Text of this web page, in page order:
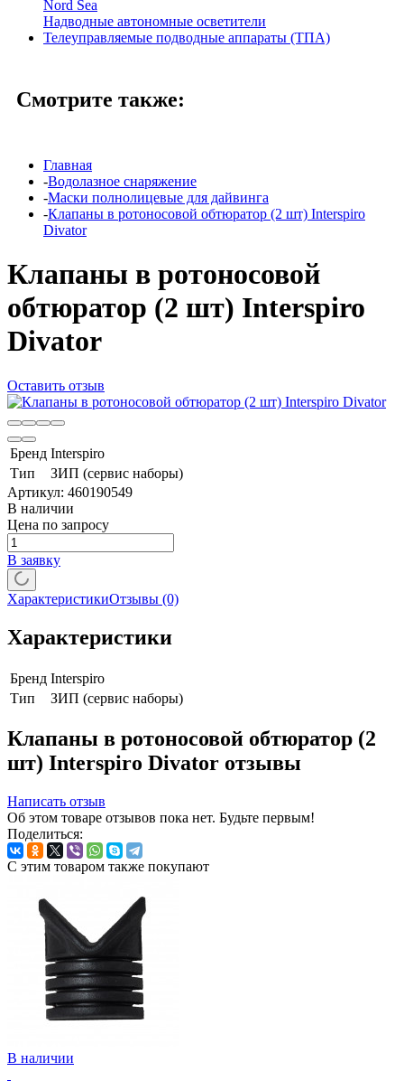
Nord Sea
Надводные автономные осветители
Телеуправляемые подводные аппараты (ТПА)
Смотрите также:
Главная
-Водолазное снаряжение
-Маски полнолицевые для дайвинга
-Клапаны в ротоносовой обтюратор (2 шт) Interspiro
Divator
Клапаны в ротоносовой
обтюратор (2 шт) Interspiro
Divator
Оставить отзыв
Бренд Interspiro
Тип
ЗИП (сервис наборы)
Артикул: 460190549
В наличии
Цена по запросу
В заявку
ХарактеристикиОтзывы (0)
Характеристики
Бренд Interspiro
Тип
ЗИП (сервис наборы)
Клапаны в ротоносовой обтюратор (2
шт) Interspiro Divator отзывы
Написать отзыв
Об этом товаре отзывов пока нет. Будьте первым!
Поделиться:
С этим товаром также покупают
В наличии